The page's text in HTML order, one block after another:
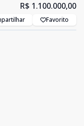
R$ 1.100.000,00
Favorito